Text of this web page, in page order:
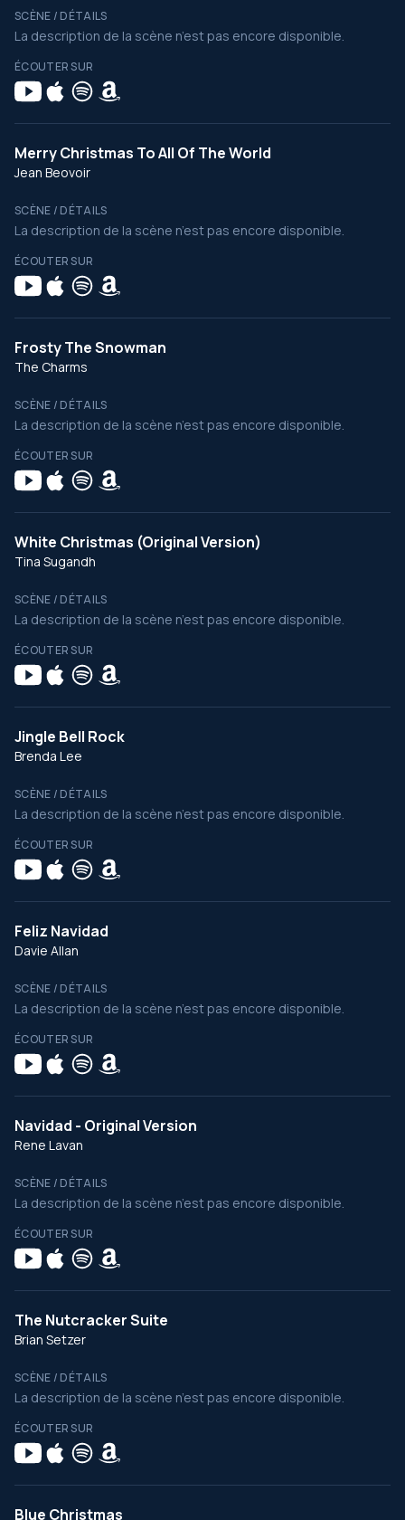
SCÈNE / DÉTAILS
La description de la scène n’est pas encore disponible.
ÉCOUTER SUR
Merry Christmas To All Of The World
Jean Beovoir
SCÈNE / DÉTAILS
La description de la scène n’est pas encore disponible.
ÉCOUTER SUR
Frosty The Snowman
The Charms
SCÈNE / DÉTAILS
La description de la scène n’est pas encore disponible.
ÉCOUTER SUR
White Christmas (Original Version)
Tina Sugandh
SCÈNE / DÉTAILS
La description de la scène n’est pas encore disponible.
ÉCOUTER SUR
Jingle Bell Rock
Brenda Lee
SCÈNE / DÉTAILS
La description de la scène n’est pas encore disponible.
ÉCOUTER SUR
Feliz Navidad
Davie Allan
SCÈNE / DÉTAILS
La description de la scène n’est pas encore disponible.
ÉCOUTER SUR
Navidad - Original Version
Rene Lavan
SCÈNE / DÉTAILS
La description de la scène n’est pas encore disponible.
ÉCOUTER SUR
The Nutcracker Suite
Brian Setzer
SCÈNE / DÉTAILS
La description de la scène n’est pas encore disponible.
ÉCOUTER SUR
Blue Christmas